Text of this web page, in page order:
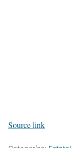
Source link